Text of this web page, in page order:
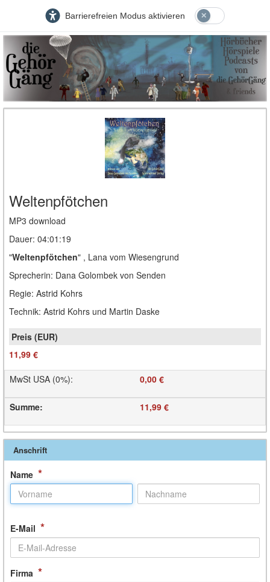
Barrierefreien Modus aktivieren
Weltenpfötchen
MP3 download
Dauer: 04:01:19
"Weltenpfötchen" , Lana vom Wiesengrund
Sprecherin: Dana Golombek von Senden
Regie: Astrid Kohrs
Technik: Astrid Kohrs und Martin Daske
11,99 €
MwSt USA (0%): 0,00 €
Summe: 11,99 €
Anschrift
Name *
E-Mail *
Firma *